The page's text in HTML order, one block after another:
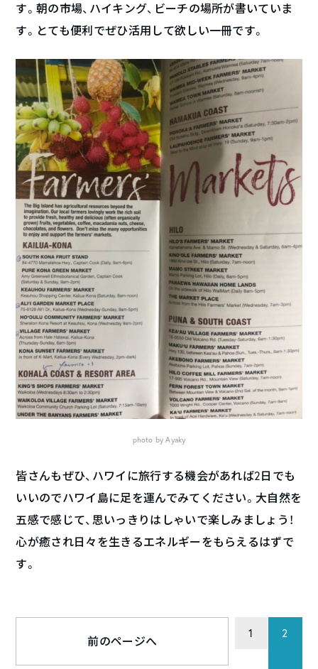
す。朝の市場、ハイキング、ビーチの場所が書いていま
す。とても便利でぜひ活用して欲しい一冊です。
photo by Ayaky
皆さんもぜひ、ハワイに旅行する機会があれば2日でも
いいのでハワイ島に足を運んでみてください。大自然を
五感で感じて、思いっきりはしゃいで楽しみましょう！
心が癒され日々を生きるエネルギーをもらえるはずで
す。
前のページへ
1 2